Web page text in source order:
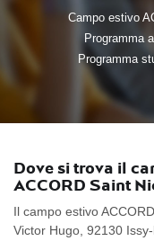
Campo estivo
Programma
Programma
Dove si trova il
ACCORD Saint
Il campo estivo
Victor Hugo, 92130